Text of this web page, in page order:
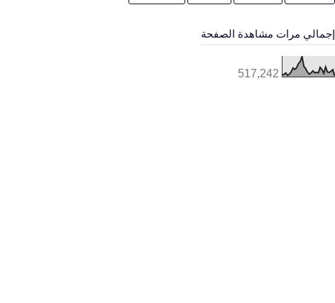
إجمالي مرات مشاهدة الصفحة
517,242